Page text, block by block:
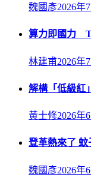
魏國彥2026年
算力即國力
林建甫2026年
解構「低級紅
黃士修2026年
登革熱來了
魏國彥2026年